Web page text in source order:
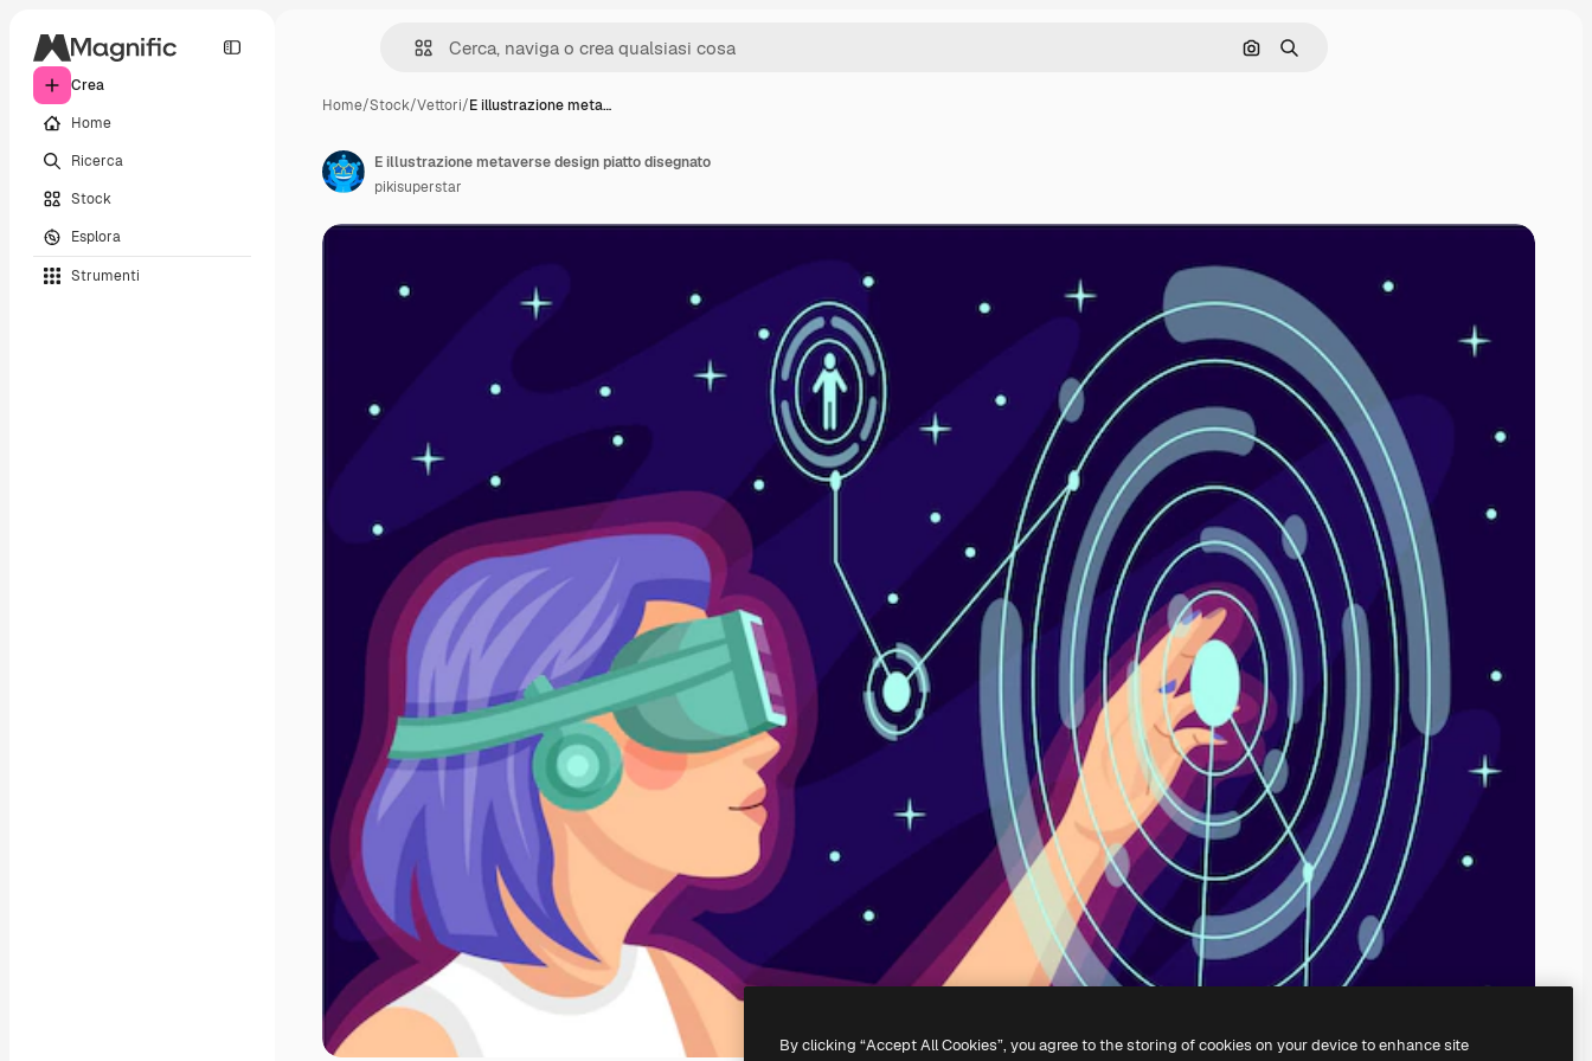
Crea
Home
Ricerca
Stock
Esplora
Strumenti
Cerca per immagine
Ricerca
Home/Stock/Vettori/E illustrazione meta…
E illustrazione metaverse design piatto disegnato
pikisuperstar
By clicking “Accept All Cookies”, you agree to the storing of cookies on your device to enhance site